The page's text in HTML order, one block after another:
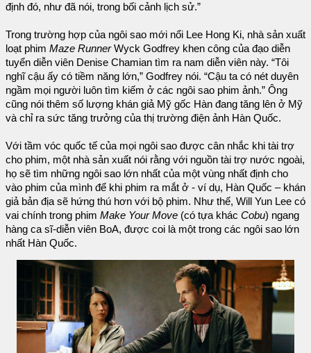
định đó, như đã nói, trong bối cảnh lịch sử.”
Trong trường hợp của ngôi sao mới nổi Lee Hong Ki, nhà sản xuất
loạt phim Maze RunnerWyck Godfrey khen công của đạo diễn
tuyển diễn viên Denise Chamian tìm ra nam diễn viên này. “Tôi
nghĩ cậu ấy có tiềm năng lớn,” Godfrey nói. “Cậu ta có nét duyên
ngầm mọi người luôn tìm kiếm ở các ngôi sao phim ảnh.” Ông
cũng nói thêm số lượng khán giả Mỹ gốc Hàn đang tăng lên ở Mỹ
và chỉ ra sức tăng trưởng của thị trường điện ảnh Hàn Quốc.
Với tầm vóc quốc tế của mọi ngôi sao được cân nhắc khi tài trợ
cho phim, một nhà sản xuất nói rằng với nguồn tài trợ nước ngoài,
họ sẽ tìm những ngôi sao lớn nhất của một vùng nhất định cho
vào phim của mình để khi phim ra mắt ở - ví dụ, Hàn Quốc – khán
giả bản địa sẽ hứng thú hơn với bộ phim. Như thế, Will Yun Lee có
vai chính trong phim Make Your Move (có tựa khác Cobu) ngang
hàng ca sĩ-diễn viên BoA, được coi là một trong các ngôi sao lớn
nhất Hàn Quốc.